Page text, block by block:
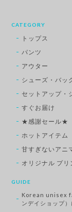
CATEGORY
トップス
パンツ
アウター
シューズ・バッ
セットアップ・
すぐお届け
★感謝セール★
ホットアイテム
甘すぎないアニ
オリジナル プリ
GUIDE
Korean unisex
ンデイショップ）